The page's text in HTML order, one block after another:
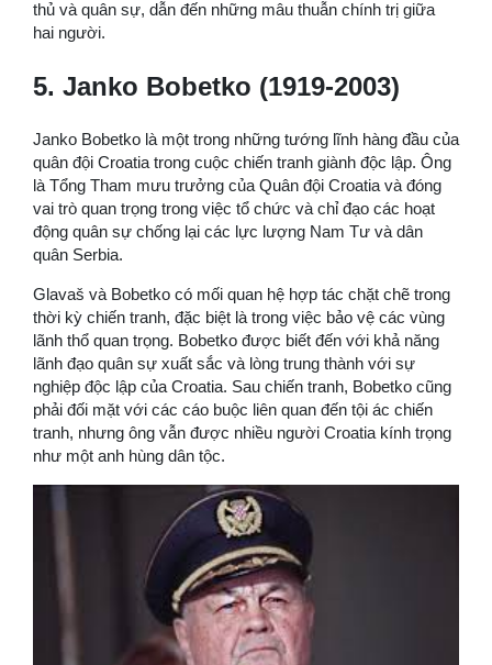
thủ và quân sự, dẫn đến những mâu thuẫn chính trị giữa
hai người.
5. Janko Bobetko (1919-2003)
Janko Bobetko là một trong những tướng lĩnh hàng đầu của
quân đội Croatia trong cuộc chiến tranh giành độc lập. Ông
là Tổng Tham mưu trưởng của Quân đội Croatia và đóng
vai trò quan trọng trong việc tổ chức và chỉ đạo các hoạt
động quân sự chống lại các lực lượng Nam Tư và dân
quân Serbia.
Glavaš và Bobetko có mối quan hệ hợp tác chặt chẽ trong
thời kỳ chiến tranh, đặc biệt là trong việc bảo vệ các vùng
lãnh thổ quan trọng. Bobetko được biết đến với khả năng
lãnh đạo quân sự xuất sắc và lòng trung thành với sự
nghiệp độc lập của Croatia. Sau chiến tranh, Bobetko cũng
phải đối mặt với các cáo buộc liên quan đến tội ác chiến
tranh, nhưng ông vẫn được nhiều người Croatia kính trọng
như một anh hùng dân tộc.